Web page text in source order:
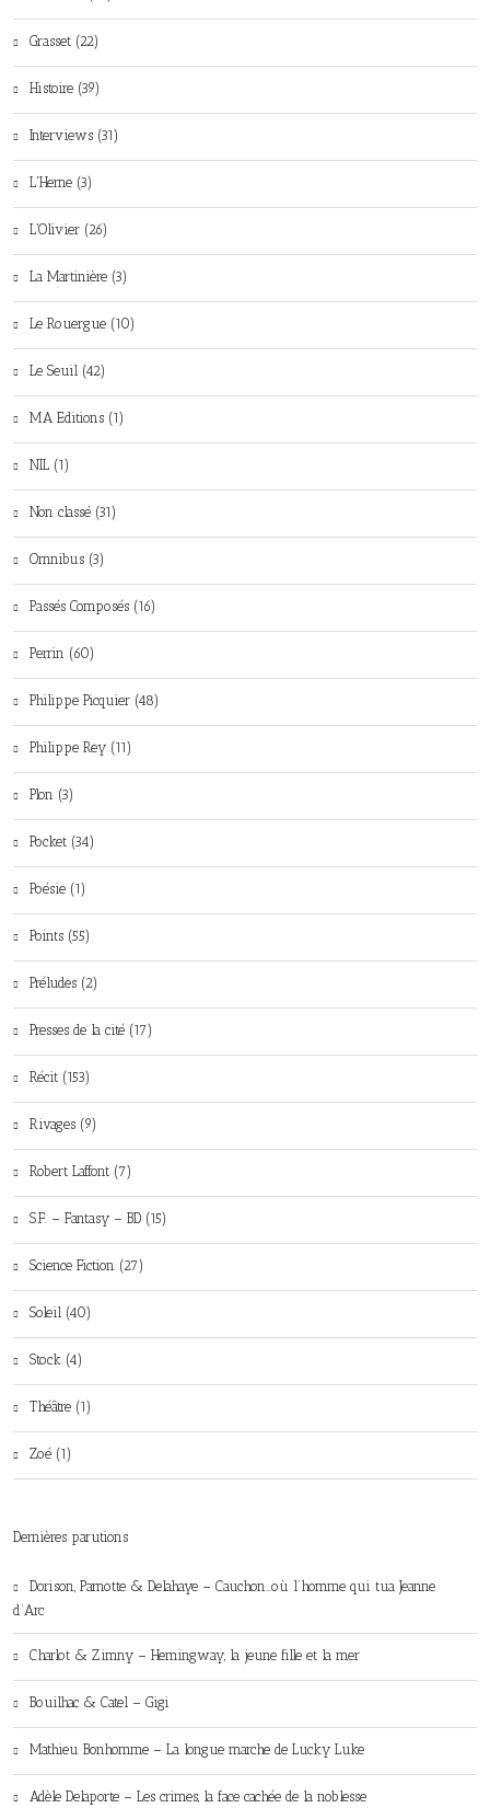
Grasset (22)
Histoire (39)
Interviews (31)
L'Herne (3)
L'Olivier (26)
La Martinière (3)
Le Rouergue (10)
Le Seuil (42)
MA Editions (1)
NIL (1)
Non classé (31)
Omnibus (3)
Passés Composés (16)
Perrin (60)
Philippe Picquier (48)
Philippe Rey (11)
Plon (3)
Pocket (34)
Poésie (1)
Points (55)
Préludes (2)
Presses de la cité (17)
Récit (153)
Rivages (9)
Robert Laffont (7)
S.F. – Fantasy – BD (15)
Science Fiction (27)
Soleil (40)
Stock (4)
Théâtre (1)
Zoé (1)
Dernières parutions
Dorison, Parnotte & Delahaye – Cauchon…où l’homme qui tua Jeanne
d’Arc
Charlot & Zimny – Hemingway, la jeune fille et la mer
Bouilhac & Catel – Gigi
Mathieu Bonhomme – La longue marche de Lucky Luke
Adèle Delaporte – Les crimes, la face cachée de la noblesse